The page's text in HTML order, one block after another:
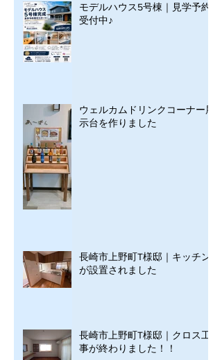
モデルハウス5号棟｜見学予約
受付中♪
ウェルカムドリンクコーナー展
示台を作りました
長崎市上野町T様邸｜キッチン
が設置されました
長崎市上野町T様邸｜クロス工
事が終わりました！！